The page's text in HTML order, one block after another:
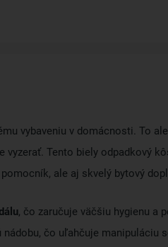
vybaveniu v domácnosti. To ale
vyzerať. Tento biely odpadkový
ale aj skvelý bytový
, čo zaručuje väčšiu hygienu a
čo uľahčuje manipuláciu